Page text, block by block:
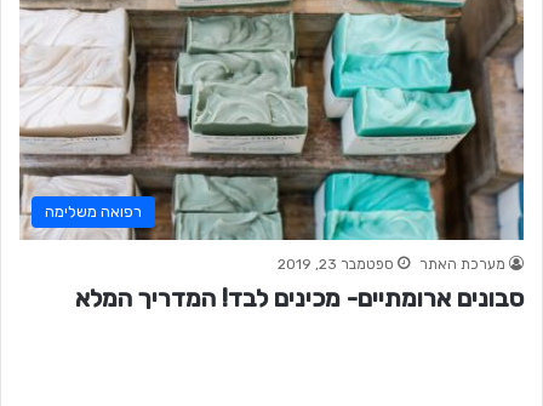
רפואה משלימה
מערכת האתר ספטמבר 23, 2019
סבונים ארומתיים- מכינים לבד! המדריך המלא